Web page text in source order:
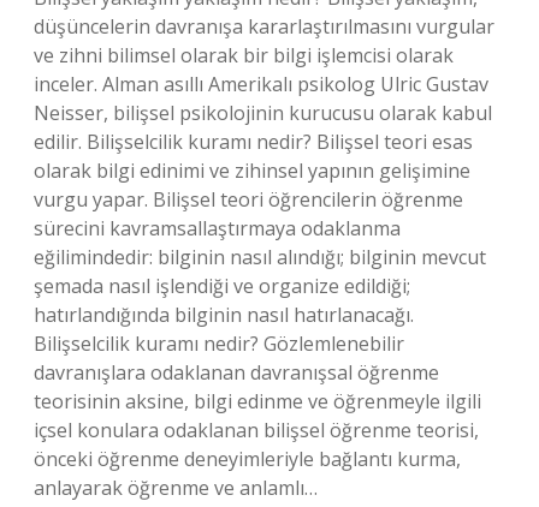
düşüncelerin davranışa kararlaştırılmasını vurgular
ve zihni bilimsel olarak bir bilgi işlemcisi olarak
inceler. Alman asıllı Amerikalı psikolog Ulric Gustav
Neisser, bilişsel psikolojinin kurucusu olarak kabul
edilir. Bilişselcilik kuramı nedir? Bilişsel teori esas
olarak bilgi edinimi ve zihinsel yapının gelişimine
vurgu yapar. Bilişsel teori öğrencilerin öğrenme
sürecini kavramsallaştırmaya odaklanma
eğilimindedir: bilginin nasıl alındığı; bilginin mevcut
şemada nasıl işlendiği ve organize edildiği;
hatırlandığında bilginin nasıl hatırlanacağı.
Bilişselcilik kuramı nedir? Gözlemlenebilir
davranışlara odaklanan davranışsal öğrenme
teorisinin aksine, bilgi edinme ve öğrenmeyle ilgili
içsel konulara odaklanan bilişsel öğrenme teorisi,
önceki öğrenme deneyimleriyle bağlantı kurma,
anlayarak öğrenme ve anlamlı…